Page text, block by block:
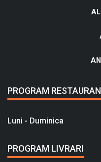
PROGRAM
Luni - Duminica
PROGRAM LIVRARI